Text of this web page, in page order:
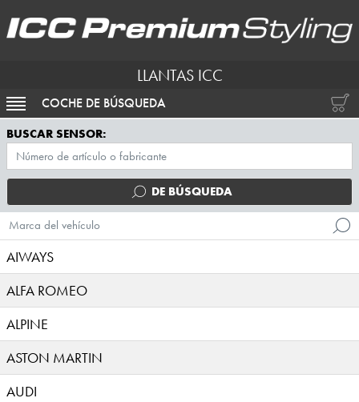
LLANTAS ICC
ACTIVAR NAVEGACIÓN
COCHE DE BÚSQUEDA
BUSCAR SENSOR:
DE BÚSQUEDA
Marca del vehículo
AIWAYS
ALFA ROMEO
ALPINE
ASTON MARTIN
AUDI